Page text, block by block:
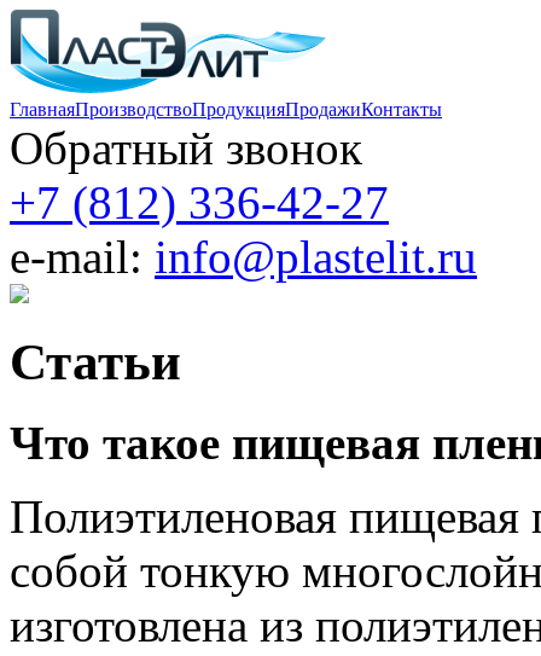
ГлавнаяПроизводствоПродукцияПродажиКонтакты
Обратный звонок
+7 (812) 336-42-27
e-mail: info@plastelit.ru
Статьи
Что такое пищевая
Полиэтиленовая пищевая
собой тонкую
изготовлена из